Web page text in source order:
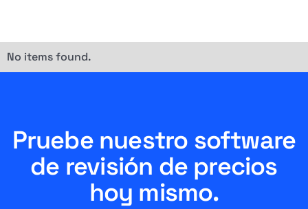
No items found.
Pruebe nuestro software
de revisión de precios
hoy mismo.